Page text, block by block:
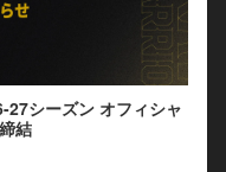
27シーズン オフィシャ
結